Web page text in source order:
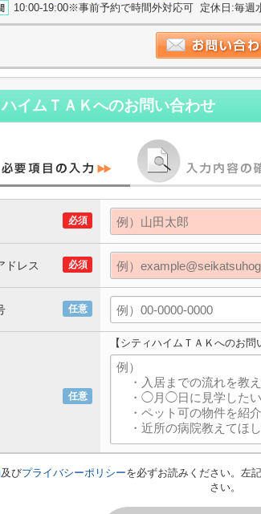
10:00-19:00※事前予約で時間外対応可 定休日:毎週
イムＴＡＫへのお問い合わせ
必須
必須
ドレス
任意
任意
【シティハイムＴＡＫへのお問
及びプライバシーポリシーを必ずお読みください。左
さい。